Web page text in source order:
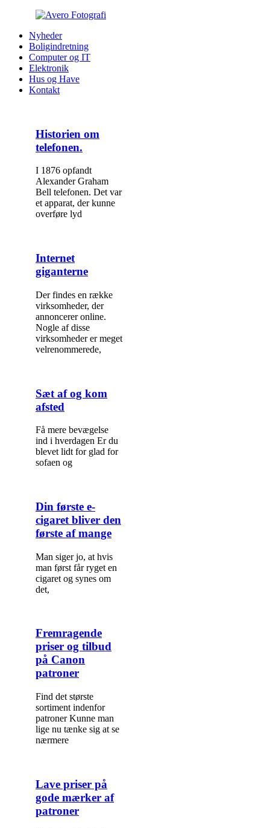
Nyheder
Boligindretning
Computer og IT
Elektronik
Hus og Have
Kontakt
Historien om
telefonen.
I 1876 opfandt
Alexander Graham
Bell telefonen. Det var
et apparat, der kunne
overføre lyd
Internet
giganterne
Der findes en række
virksomheder, der
annoncerer online.
Nogle af disse
virksomheder er meget
velrenommerede,
Sæt af og kom
afsted
Få mere bevægelse
ind i hverdagen Er du
blevet lidt for glad for
sofaen og
Din første e-
cigaret bliver den
første af mange
Man siger jo, at hvis
man først får ryget en
cigaret og synes om
det,
Fremragende
priser og tilbud
på Canon
patroner
Find det største
sortiment indenfor
patroner Kunne man
lige nu tænke sig at se
nærmere
Lave priser på
gode mærker af
patroner